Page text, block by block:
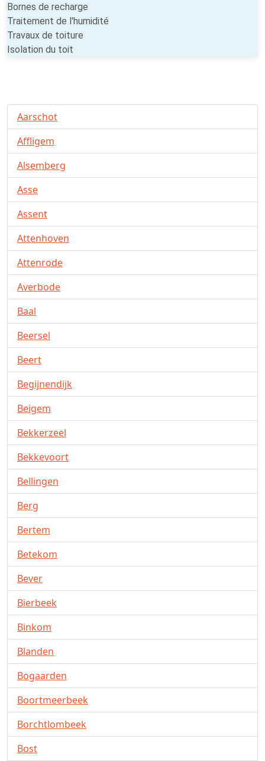
Bornes de recharge
Traitement de l'humidité
Travaux de toiture
Isolation du toit
Aarschot
Affligem
Alsemberg
Asse
Assent
Attenhoven
Attenrode
Averbode
Baal
Beersel
Beert
Begijnendijk
Beigem
Bekkerzeel
Bekkevoort
Bellingen
Berg
Bertem
Betekom
Bever
Bierbeek
Binkom
Blanden
Bogaarden
Boortmeerbeek
Borchtlombeek
Bost